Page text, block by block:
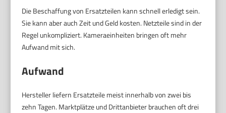
Die Beschaffung von Ersatzteilen kann schnell erledigt sein.
Sie kann aber auch Zeit und Geld kosten. Netzteile sind in der
Regel unkompliziert. Kameraeinheiten bringen oft mehr
Aufwand mit sich.
Aufwand
Hersteller liefern Ersatzteile meist innerhalb von zwei bis
zehn Tagen. Marktplätze und Drittanbieter brauchen oft drei